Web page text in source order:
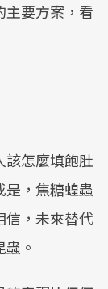
主要方案，看
該怎麼填飽肚
，焦糖蝗蟲
信，未來替代
。